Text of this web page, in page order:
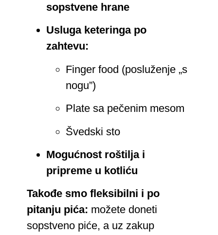
sopstvene hrane
Usluga keteringa po
zahtevu:
Finger food (posluženje „s
nogu”)
Plate sa pečenim mesom
Švedski sto
Mogućnost roštilja i
pripreme u kotliću
Takođe smo fleksibilni i po
pitanju pića: možete doneti
sopstveno piće, a uz zakup